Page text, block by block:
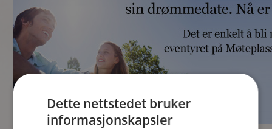
Dette nettstedet bruker
informasjonskapsler